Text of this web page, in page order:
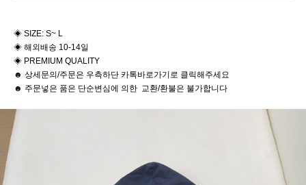
◈ SIZE: S~ L
◈ 해외배송 10-14일
◈ PREMIUM QUALITY
☻ 상세문의/주문은 우측하단 카톡바로가기로 클릭해주세요
☻ 주문넣은 품은 단순변심에 의한 교환/환불은 불가합니다